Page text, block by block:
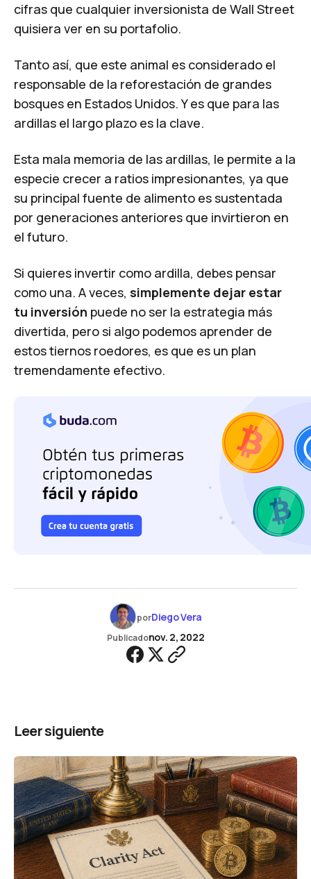
cifras que cualquier inversionista de Wall Street
quisiera ver en su portafolio.
Tanto así, que este animal es considerado el
responsable de la reforestación de grandes
bosques en Estados Unidos. Y es que para las
ardillas el largo plazo es la clave.
Esta mala memoria de las ardillas, le permite a la
especie crecer a ratios impresionantes, ya que
su principal fuente de alimento es sustentada
por generaciones anteriores que invirtieron en
el futuro.
Si quieres invertir como ardilla, debes pensar
como una. A veces, simplemente dejar estar
tu inversión puede no ser la estrategia más
divertida, pero si algo podemos aprender de
estos tiernos roedores, es que es un plan
tremendamente efectivo.
porDiego Vera
Publicadonov. 2, 2022
Leer siguiente